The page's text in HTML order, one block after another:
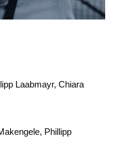
Laabmayr, Chiara
Phillipp